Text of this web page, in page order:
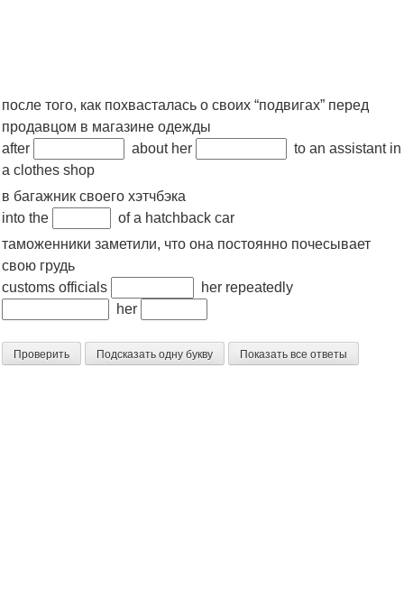
после того, как похвасталась о своих “подвигах” перед
продавцом в магазине одежды
after
about her
to an assistant in
a clothes shop
в багажник своего хэтчбэка
into the
of a hatchback car
таможенники заметили, что она постоянно почесывает
свою грудь
customs officials
her repeatedly
her
Проверить Подсказать одну букву Показать все ответы